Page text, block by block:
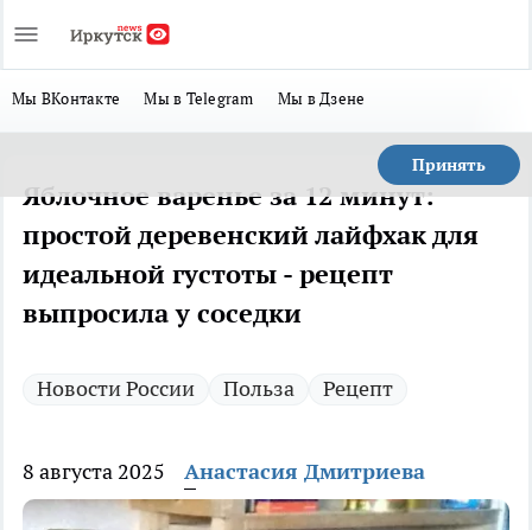
Мы ВКонтакте Мы в Telegram Мы в Дзене
Принять
Яблочное варенье за 12 минут:
простой деревенский лайфхак для
идеальной густоты - рецепт
выпросила у соседки
Новости России Польза Рецепт
8 августа 2025 Анастасия Дмитриева